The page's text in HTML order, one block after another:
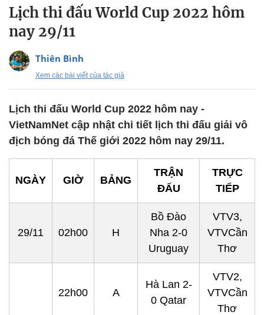
Lịch thi đấu World Cup 2022 hôm
nay 29/11
Thiên Bình
Xem các bài viết của tác giả
Lịch thi đấu World Cup 2022 hôm nay -
VietNamNet cập nhật chi tiết lịch thi đấu giải vô
địch bóng đá Thế giới 2022 hôm nay 29/11.
NGÀY GIỜ BẢNG
TRẬN
ĐẤU
TRỰC
TIẾP
29/11 02h00 H
Bồ Đào
Nha 2-0
Uruguay
VTV3,
VTVCần
Thơ
22h00 A
Hà Lan 2-
0 Qatar
VTV2,
VTVCần
Thơ